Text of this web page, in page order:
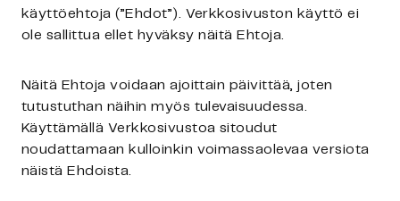
käyttöehtoja (”Ehdot”). Verkkosivuston käyttö ei
ole sallittua ellet hyväksy näitä Ehtoja.
Näitä Ehtoja voidaan ajoittain päivittää, joten
tutustuthan näihin myös tulevaisuudessa.
Käyttämällä Verkkosivustoa sitoudut
noudattamaan kulloinkin voimassaolevaa versiota
näistä Ehdoista.